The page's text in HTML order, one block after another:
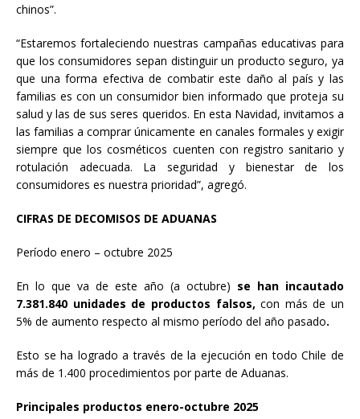
chinos”.
“Estaremos fortaleciendo nuestras campañas educativas para
que los consumidores sepan distinguir un producto seguro, ya
que una forma efectiva de combatir este daño al país y las
familias es con un consumidor bien informado que proteja su
salud y las de sus seres queridos. En esta Navidad, invitamos a
las familias a comprar únicamente en canales formales y exigir
siempre que los cosméticos cuenten con registro sanitario y
rotulación adecuada. La seguridad y bienestar de los
consumidores es nuestra prioridad”, agregó.
CIFRAS DE DECOMISOS DE ADUANAS
Período enero – octubre 2025
En lo que va de este año (a octubre) se han incautado
7.381.840 unidades de productos falsos,con más de un
5% de aumento respecto al mismo período del año pasado.
Esto se ha logrado a través de la ejecución en todo Chile de
más de 1.400 procedimientos por parte de Aduanas.
Principales productos enero-octubre 2025